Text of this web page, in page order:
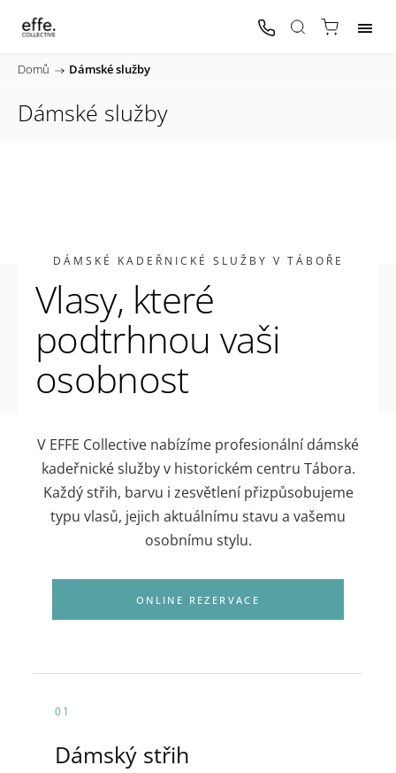
Domů / Dámské služby
Dámské služby
DÁMSKÉ KADEŘNICKÉ SLUŽBY V TÁBOŘE
Vlasy, které
podtrhnou vaši
osobnost
V EFFE Collective nabízíme profesionální dámské
kadeřnické služby v historickém centru Tábora.
Každý střih, barvu i zesvětlení přizpůsobujeme
typu vlasů, jejich aktuálnímu stavu a vašemu
osobnímu stylu.
ONLINE REZERVACE
01
Dámský střih